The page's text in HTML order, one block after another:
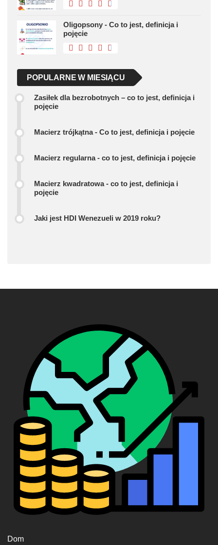
Oligopsony - Co to jest, definicja i
pojęcie
POPULARNE W MIESIĄCU
Zasiłek dla bezrobotnych – co to jest, definicja i
pojęcie
Macierz trójkątna - Co to jest, definicja i pojęcie
Macierz regularna - co to jest, definicja i pojęcie
Macierz kwadratowa - co to jest, definicja i
pojęcie
Jaki jest HDI Wenezueli w 2019 roku?
Dom